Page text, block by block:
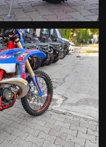
dei punti di accensione nella
maggiore stabilità di
e un più preciso controllo
di aderenza;
allungato ulteriormente,
che maggior potenza;
un sistema elettrico
fatto che, in caso una delle
rimane comunque in grado
più efficiente, consentendo di
fuoristrada.
ad un notevole incremento
pur non andando ad